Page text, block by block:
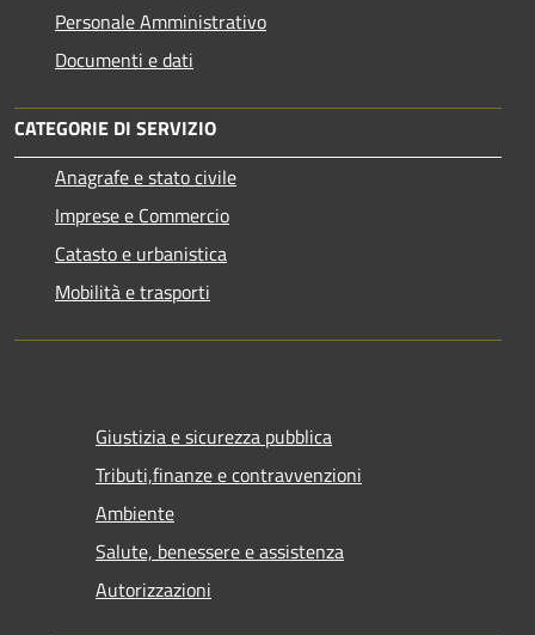
Personale Amministrativo
Documenti e dati
CATEGORIE DI SERVIZIO
Anagrafe e stato civile
Imprese e Commercio
Catasto e urbanistica
Mobilità e trasporti
Giustizia e sicurezza pubblica
Tributi,finanze e contravvenzioni
Ambiente
Salute, benessere e assistenza
Autorizzazioni